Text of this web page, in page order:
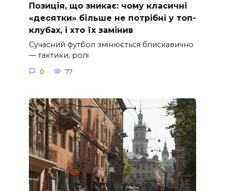
Позиція, що зникає: чому класичні
«десятки» більше не потрібні у топ-
клубах, і хто їх замінив
Сучасний футбол змінюється блискавично
— тактики, ролі
0 77